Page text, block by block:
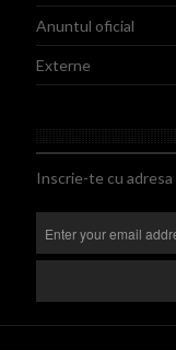
Anuntul oficial
Externe
Inscrie-te cu